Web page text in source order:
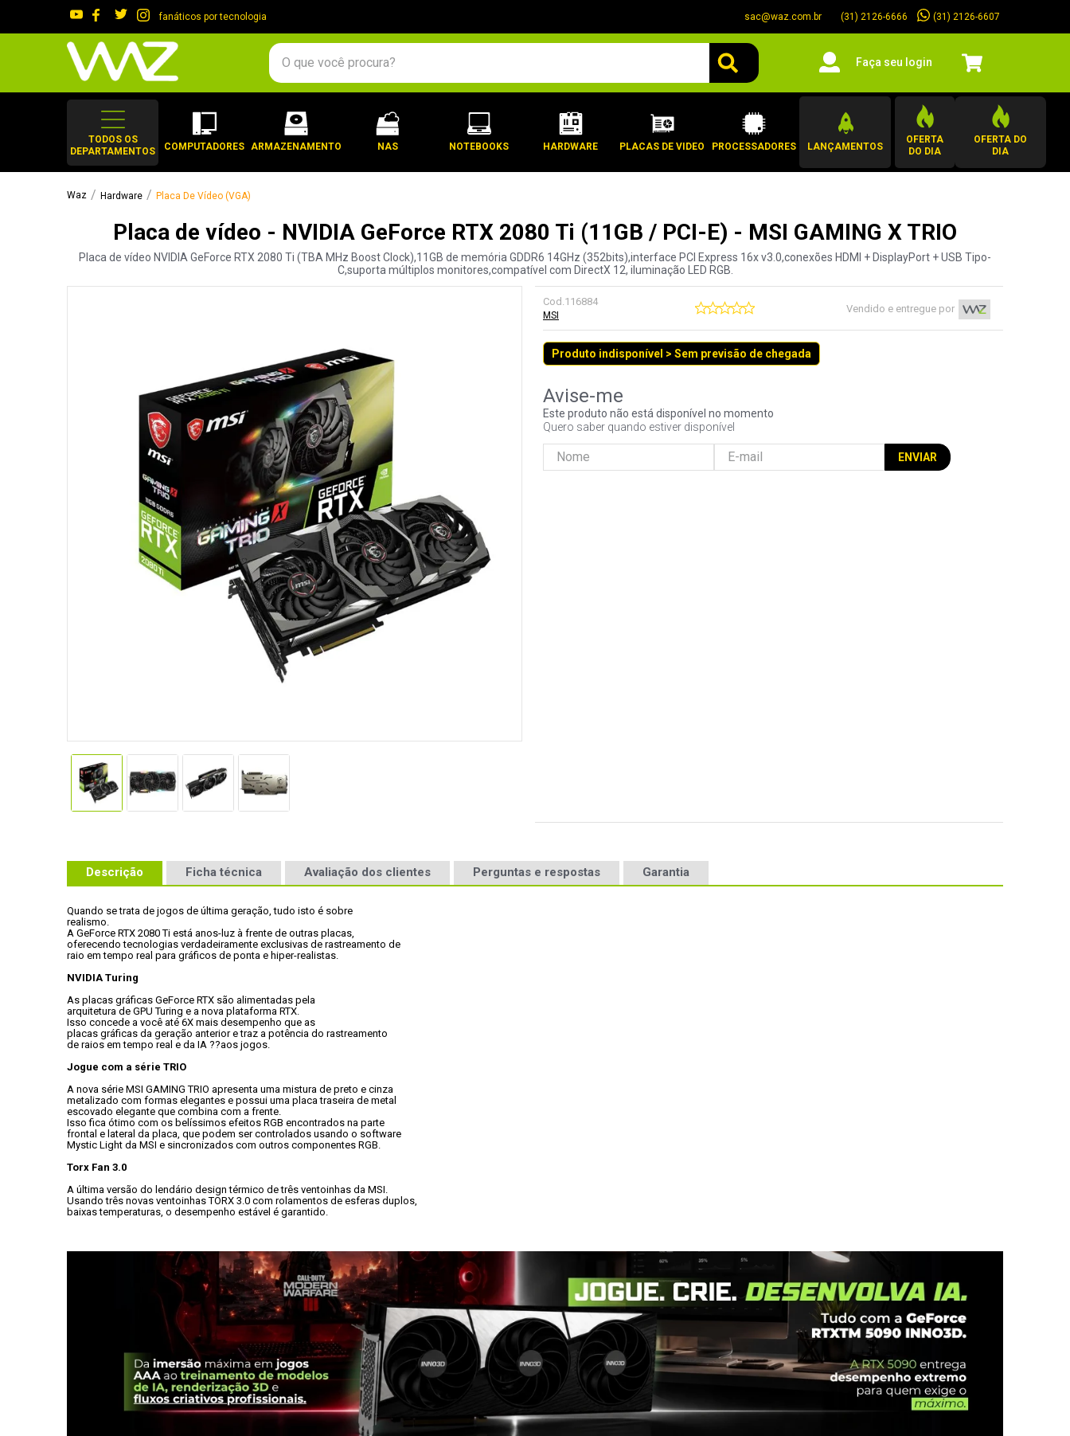
fanáticos por tecnologia sac@waz.com.br (31) 2126-6666 (31) 2126-6607
O que você procura?
Faça seu login
TODOS OS
DEPARTAMENTOS
COMPUTADORES ARMAZENAMENTO NAS NOTEBOOKS HARDWARE PLACAS DE VIDEO PROCESSADORES LANÇAMENTOS
OFERTA
DO DIA
OFERTA DO
DIA
Hardware Placa De Vídeo (VGA)
Placa de vídeo - NVIDIA GeForce RTX 2080 Ti (11GB / PCI-E) - MSI GAMING X TRIO
Placa de vídeo NVIDIA GeForce RTX 2080 Ti (TBA MHz Boost Clock),11GB de memória GDDR6 14GHz (352bits),interface PCI Express 16x v3.0,conexões HDMI + DisplayPort + USB Tipo-
C,suporta múltiplos monitores,compatível com DirectX 12, iluminação LED RGB.
Cod.116884
MSI
Vendido e entregue por
Produto indisponível > Sem previsão de chegada
Este produto não está disponível no momento
Quero saber quando estiver disponível
ENVIAR
Descrição Ficha técnica Avaliação dos clientes Perguntas e respostas Garantia
Quando se trata de jogos de última geração, tudo isto é sobre
realismo.
A GeForce RTX 2080 Ti está anos-luz à frente de outras placas,
oferecendo tecnologias verdadeiramente exclusivas de rastreamento de
raio em tempo real para gráficos de ponta e hiper-realistas.
NVIDIA Turing
As placas gráficas GeForce RTX são alimentadas pela
arquitetura de GPU Turing e a nova plataforma RTX.
Isso concede a você até 6X mais desempenho que as
placas gráficas da geração anterior e traz a potência do rastreamento
de raios em tempo real e da IA ??aos jogos.
Jogue com a série TRIO
A nova série MSI GAMING TRIO apresenta uma mistura de preto e cinza
metalizado com formas elegantes e possui uma placa traseira de metal
escovado elegante que combina com a frente.
Isso fica ótimo com os belíssimos efeitos RGB encontrados na parte
frontal e lateral da placa, que podem ser controlados usando o software
Mystic Light da MSI e sincronizados com outros componentes RGB.
Torx Fan 3.0
A última versão do lendário design térmico de três ventoinhas da MSI.
Usando três novas ventoinhas TORX 3.0 com rolamentos de esferas duplos,
baixas temperaturas, o desempenho estável é garantido.
gabinete
2º
keychron
5
openbox
6º
mouse
controle
10º hd